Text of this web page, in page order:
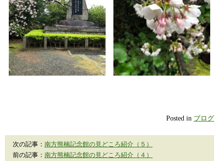
Posted in ブログ
次の記事： 南方熊楠記念館の見どころ紹介（５）
前の記事： 南方熊楠記念館の見どころ紹介（４）